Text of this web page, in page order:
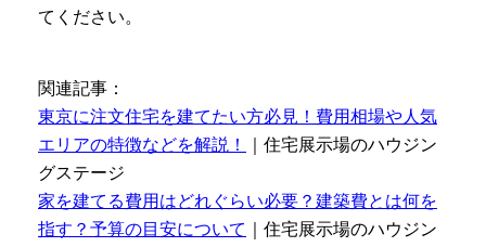
てください。
関連記事：
東京に注文住宅を建てたい方必見！費用相場や人気
エリアの特徴などを解説！
｜住宅展示場のハウジン
グステージ
家を建てる費用はどれぐらい必要？建築費とは何を
指す？予算の目安について
｜住宅展示場のハウジン